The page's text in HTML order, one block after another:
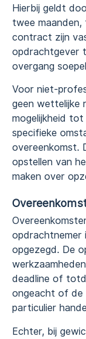
Hierbij geldt
twee maanden,
contract zijn
opdrachtgever
overgang
Voor niet-
geen wettelijke
mogelijkheid
specifieke
overeenkomst.
opstellen van
maken over
opdrachtnemer
opgezegd. De
deadline of
ongeacht of de
particulier
Echter, bij